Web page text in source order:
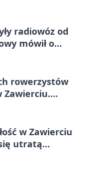
radiowóz od
mówił o
rowerzystów
Zawierciu.
w Zawierciu
utratą